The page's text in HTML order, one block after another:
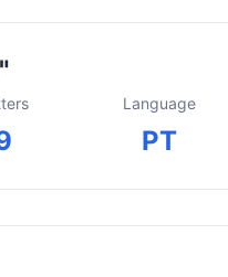
Language
PT